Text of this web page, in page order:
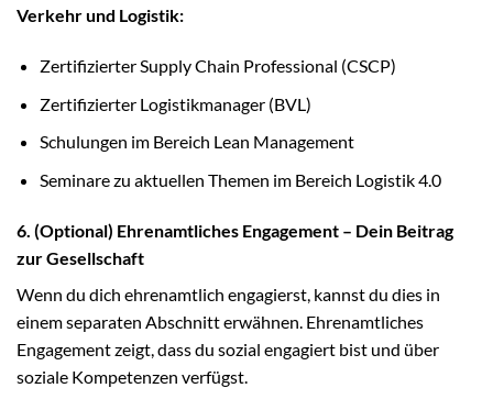
Verkehr und Logistik:
Zertifizierter Supply Chain Professional (CSCP)
Zertifizierter Logistikmanager (BVL)
Schulungen im Bereich Lean Management
Seminare zu aktuellen Themen im Bereich Logistik 4.0
6. (Optional) Ehrenamtliches Engagement – Dein Beitrag
zur Gesellschaft
Wenn du dich ehrenamtlich engagierst, kannst du dies in
einem separaten Abschnitt erwähnen. Ehrenamtliches
Engagement zeigt, dass du sozial engagiert bist und über
soziale Kompetenzen verfügst.